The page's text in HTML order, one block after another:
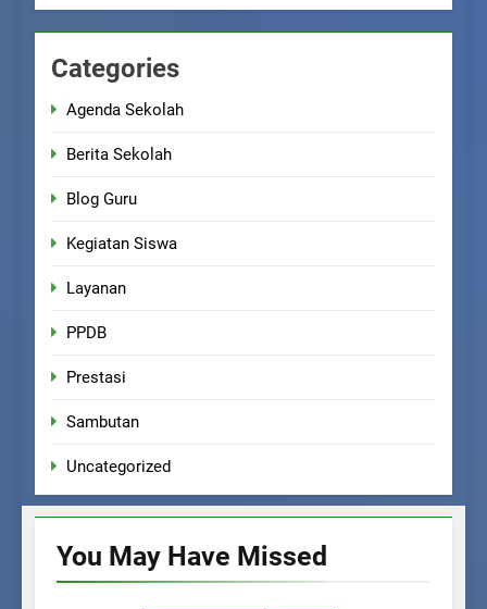
Categories
Agenda Sekolah
Berita Sekolah
Blog Guru
Kegiatan Siswa
Layanan
PPDB
Prestasi
Sambutan
Uncategorized
You May Have Missed